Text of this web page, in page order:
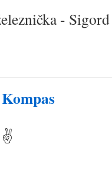
- Sigord
✌️